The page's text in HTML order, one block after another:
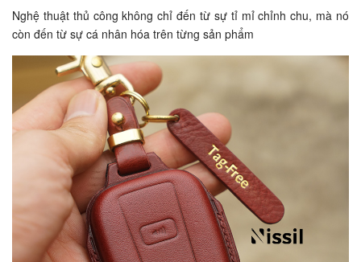
Nghệ thuật thủ công không chỉ đến từ sự tỉ mỉ chỉnh chu, mà nó
còn đến từ sự cá nhân hóa trên từng sản phẩm